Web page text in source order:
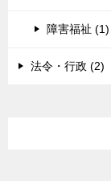
障害福祉 (1)
法令・行政 (2)